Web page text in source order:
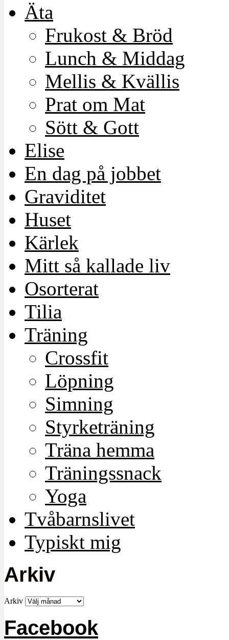
Äta
Frukost & Bröd
Lunch & Middag
Mellis & Kvällis
Prat om Mat
Sött & Gott
Elise
En dag på jobbet
Graviditet
Huset
Kärlek
Mitt så kallade liv
Osorterat
Tilia
Träning
Crossfit
Löpning
Simning
Styrketräning
Träna hemma
Träningssnack
Yoga
Tvåbarnslivet
Typiskt mig
Arkiv
Arkiv
Facebook